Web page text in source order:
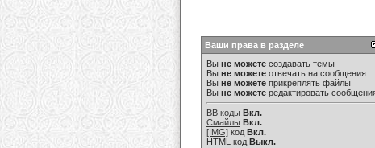
Ваши права в разделе
Вы не можете создавать темы
Вы не можете отвечать на сообщения
Вы не можете прикреплять файлы
Вы не можете редактировать
BB коды Вкл.
Смайлы Вкл.
[IMG] код Вкл.
HTML код Выкл.